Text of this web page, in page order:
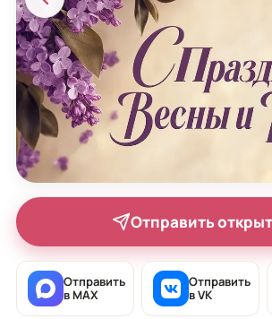
Отправить
Отправить
в MAX
Отправить
в VK